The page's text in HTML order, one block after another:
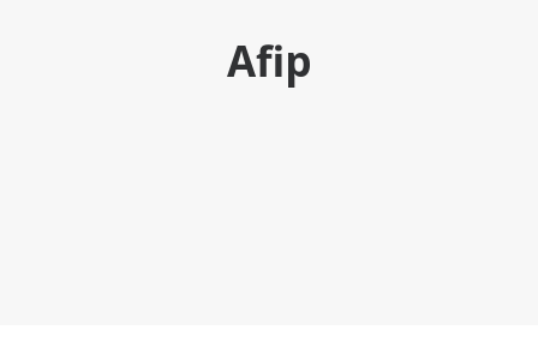
TRANSACCIONES RELEVANTES
Afip